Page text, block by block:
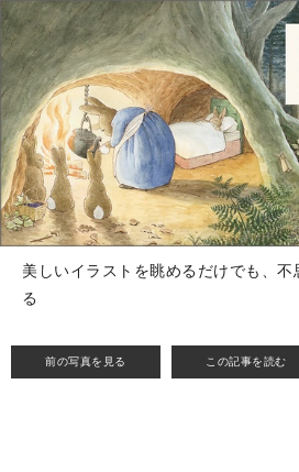
前の写真を見る この記事を読む
美しいイラストを眺めるだけでも、不
る